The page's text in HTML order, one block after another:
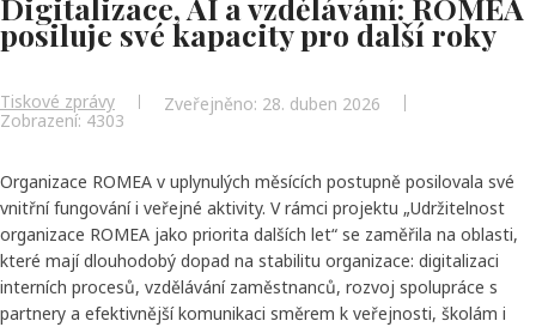
Digitalizace, AI a vzdělávání: ROMEA
posiluje své kapacity pro další roky
Tiskové zprávy Zveřejněno: 28. duben 2026
Zobrazení: 4303
Organizace ROMEA v uplynulých měsících postupně posilovala své
vnitřní fungování i veřejné aktivity. V rámci projektu „Udržitelnost
organizace ROMEA jako priorita dalších let“ se zaměřila na oblasti,
které mají dlouhodobý dopad na stabilitu organizace: digitalizaci
interních procesů, vzdělávání zaměstnanců, rozvoj spolupráce s
partnery a efektivnější komunikaci směrem k veřejnosti, školám i